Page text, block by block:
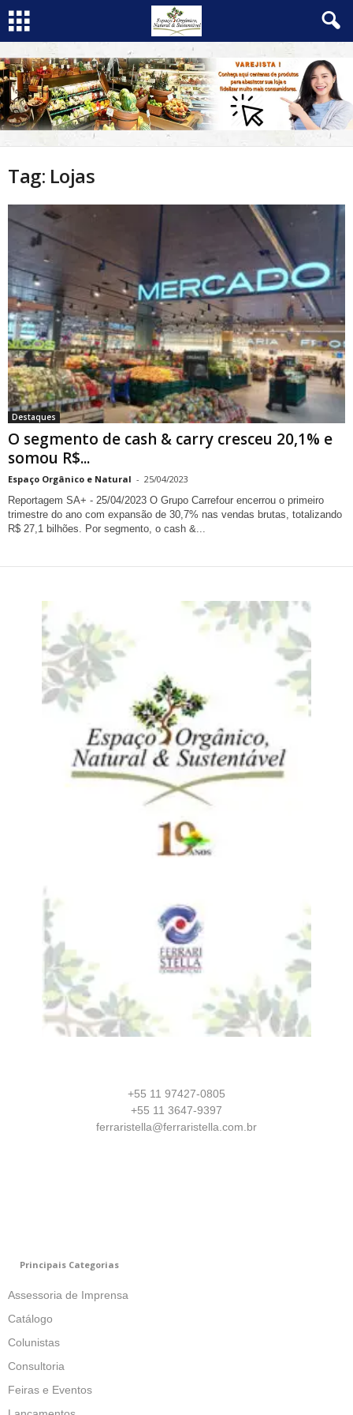
Tag: Lojas
Destaques
O segmento de cash & carry cresceu 20,1% e
somou R$...
Espaço Orgânico e Natural - 25/04/2023
Reportagem SA+ - 25/04/2023 O Grupo Carrefour encerrou o primeiro
trimestre do ano com expansão de 30,7% nas vendas brutas, totalizando
R$ 27,1 bilhões. Por segmento, o cash &...
+55 11 97427-0805
+55 11 3647-9397
ferraristella@ferraristella.com.br
Principais Categorias
Assessoria de Imprensa
Catálogo
Colunistas
Consultoria
Feiras e Eventos